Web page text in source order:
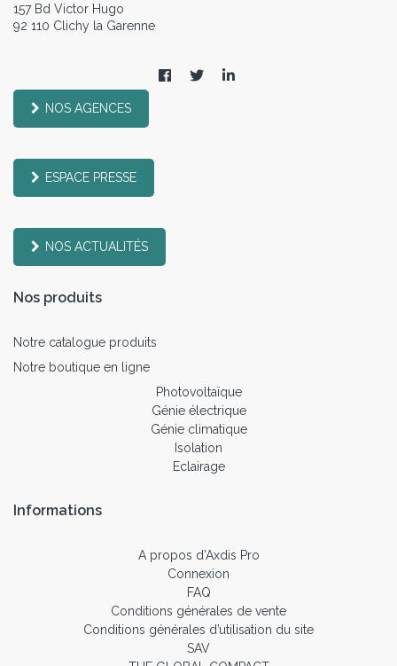
157 Bd Victor Hugo
92 110 Clichy la Garenne
NOS AGENCES
ESPACE PRESSE
NOS ACTUALITÉS
Nos produits
Notre catalogue produits
Notre boutique en ligne
Photovoltaïque
Génie électrique
Génie climatique
Isolation
Eclairage
Informations
A propos d’Axdis Pro
Connexion
FAQ
Conditions générales de vente
Conditions générales d’utilisation du site
SAV